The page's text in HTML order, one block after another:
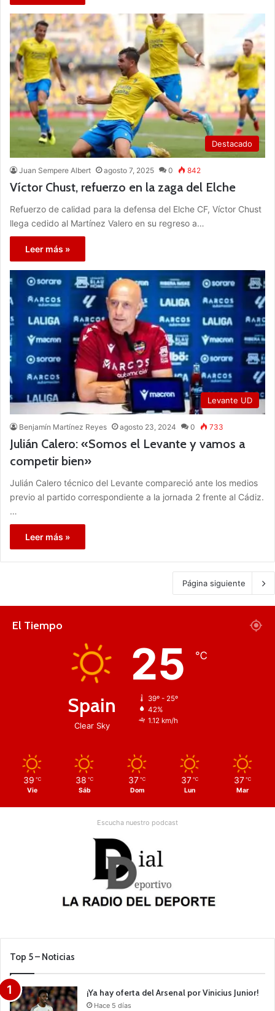
Destacado
Juan Sempere Albert agosto 7, 2025 0 842
Víctor Chust, refuerzo en la zaga del Elche
Refuerzo de calidad para la defensa del Elche CF, Víctor Chust
llega cedido al Martínez Valero en su regreso a…
Leer más »
Levante UD
Benjamín Martínez Reyes agosto 23, 2024 0 733
Julián Calero: «Somos el Levante y vamos a
competir bien»
Julián Calero técnico del Levante compareció ante los medios
previo al partido correspondiente a la jornada 2 frente al Cádiz.
…
Leer más »
Página siguiente
El Tiempo
Spain
Clear Sky
25 ℃
39º - 25º
42%
1.12 km/h
39 ℃
Vie
38 ℃
Sáb
37 ℃
Dom
37 ℃
Lun
37 ℃
Mar
Escucha nuestro podcast
Top 5 – Noticias
¡Ya hay oferta del Arsenal por Vinicius Junior!
Hace 5 días